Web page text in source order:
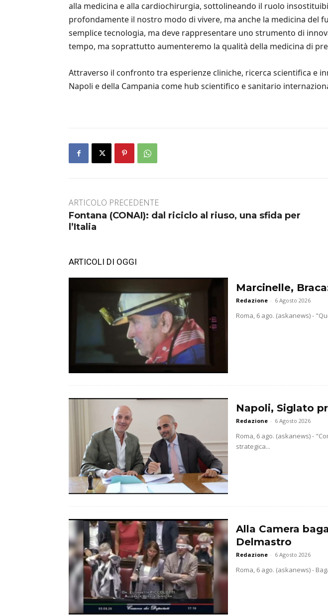
alla medicina e alla cardiochirurgia, sottolineando il ruolo
profondamente il nostro modo di vivere, ma anche la medicina del
semplice tecnologia, ma deve rappresentare uno strumento di
tempo, ma soprattutto aumenteremo la qualità della medicina di
Attraverso il confronto tra esperienze cliniche, ricerca scientifica e
Napoli e della Campania come hub scientifico e sanitario
ARTICOLO PRECEDENTE
Fontana (CONAI): dal riciclo al riuso, una sfida per
l’Italia
ARTICOLI DI OGGI
Marcinelle,
Redazione - 6 Agosto 2026
Roma, 6 ago. (askanews) -
Napoli, Siglato
Redazione - 6 Agosto 2026
Roma, 6 ago. (askanews) -
strategica...
Alla Camera
Delmastro
Redazione - 6 Agosto 2026
Roma, 6 ago. (askanews) -